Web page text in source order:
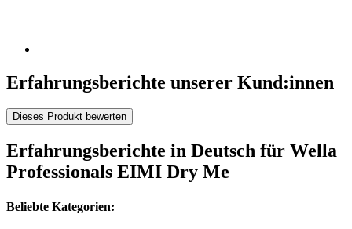
Erfahrungsberichte unserer Kund:innen
Dieses Produkt bewerten
Erfahrungsberichte in Deutsch für Wella
Professionals EIMI Dry Me
Beliebte Kategorien: